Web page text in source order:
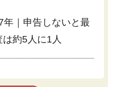
｜申告しないと最
約5人に1人